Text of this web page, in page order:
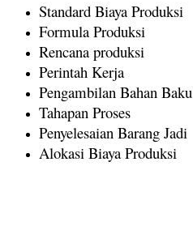
Standard Biaya Produksi
Formula Produksi
Rencana produksi
Perintah Kerja
Pengambilan Bahan Baku
Tahapan Proses
Penyelesaian Barang Jadi
Alokasi Biaya Produksi